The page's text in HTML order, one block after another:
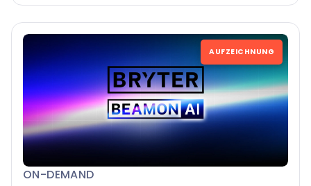
AUFZEICHNUNG
ON-DEMAND